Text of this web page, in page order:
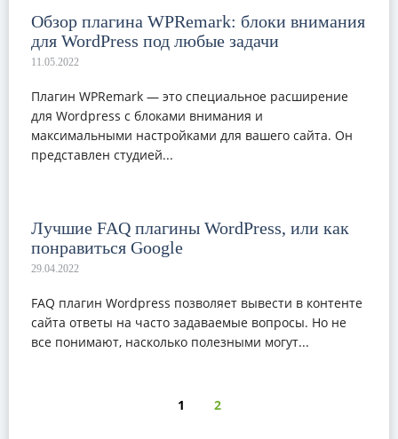
Обзор плагина WPRemark: блоки внимания
для WordPress под любые задачи
Плагин WPRemark — это специальное расширение
для Wordpress с блоками внимания и
максимальными настройками для вашего сайта. Он
представлен студией...
Лучшие FAQ плагины WordPress, или как
понравиться Google
FAQ плагин Wordpress позволяет вывести в контенте
сайта ответы на часто задаваемые вопросы. Но не
все понимают, насколько полезными могут...
1 2